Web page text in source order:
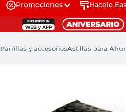
Promociones Hacelo
Parrillas y accesoriosAstillas para